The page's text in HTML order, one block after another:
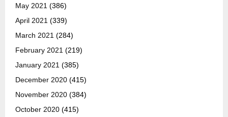
May 2021 (386)
April 2021 (339)
March 2021 (284)
February 2021 (219)
January 2021 (385)
December 2020 (415)
November 2020 (384)
October 2020 (415)